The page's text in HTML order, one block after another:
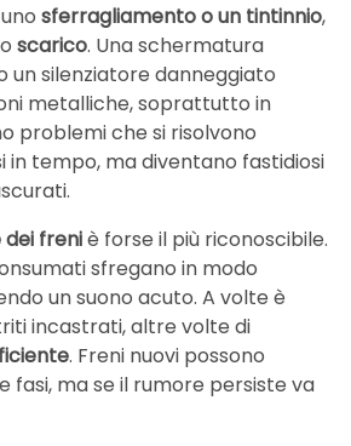
sferragliamento o un tintinnio,
scarico. Una schermatura
silenziatore danneggiato
metalliche, soprattutto in
problemi che si risolvono
in tempo, ma diventano fastidiosi
freniè forse il più riconoscibile.
sfregano in modo
un suono acuto. A volte è
incastrati, altre volte di
. Freni nuovi possono
fasi, ma se il rumore persiste va